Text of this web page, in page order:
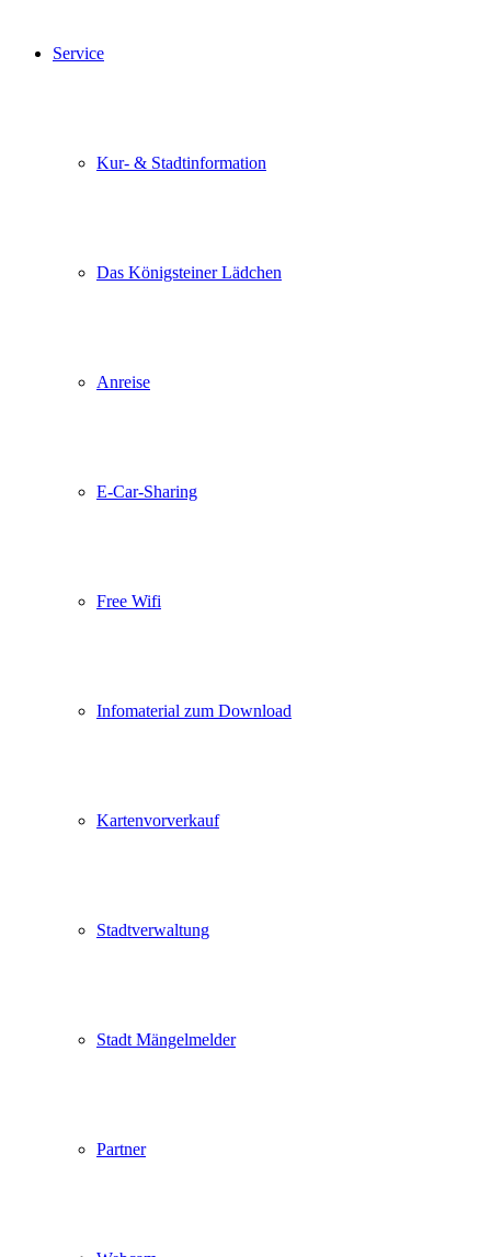
Service
Kur- & Stadtinformation
Das Königsteiner Lädchen
Anreise
E-Car-Sharing
Free Wifi
Infomaterial zum Download
Kartenvorverkauf
Stadtverwaltung
Stadt Mängelmelder
Partner